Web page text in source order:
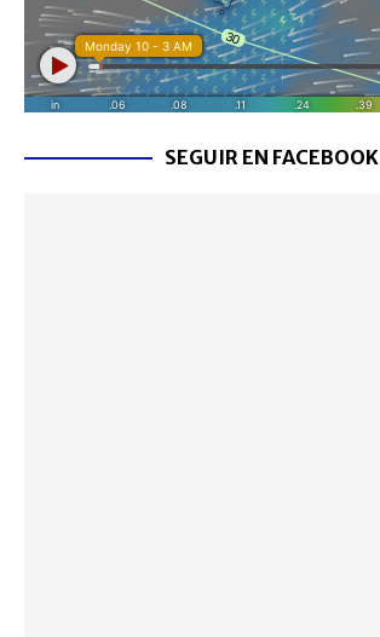
SEGUIR EN FACEBOOK